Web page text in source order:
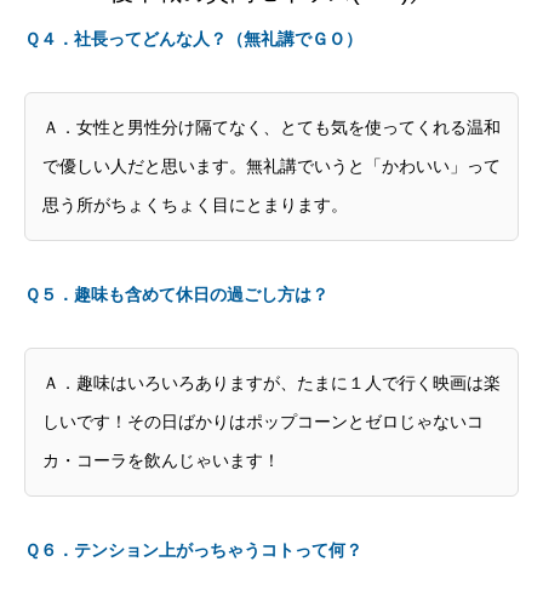
Ｑ４．社長ってどんな人？（無礼講でＧＯ）
Ａ．女性と男性分け隔てなく、とても気を使ってくれる温和
で優しい人だと思います。無礼講でいうと「かわいい」って
思う所がちょくちょく目にとまります。
Ｑ５．趣味も含めて休日の過ごし方は？
Ａ．趣味はいろいろありますが、たまに１人で行く映画は楽
しいです！その日ばかりはポップコーンとゼロじゃないコ
カ・コーラを飲んじゃいます！
Ｑ６．テンション上がっちゃうコトって何？